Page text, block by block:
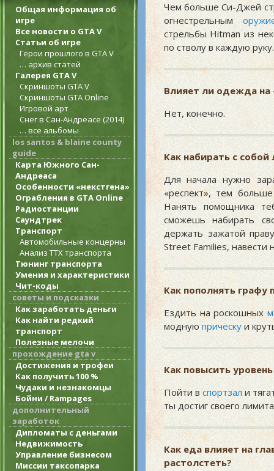
Общая информация об
игре
Все новости о GTA V
Статьи об игре
Герои прошлого в GTA V
… архив статей
Галерея GTA V
Скриншоты GTA V
Скриншоты GTA Online
Игровой арт
Снег в Сан-Андреасе (2014)
… все альбомы
los santos & blaine county
guide
Карта Южного Сан-
Андреаса
Особенности «некстгена»
Ограбления в GTA Online
Радиостанции
Саундтрек
Транспорт
Автомобильные концерны
Анализ ТТХ транспорта
Тюнинг транспорта
Умения и характеристики
Чит-коды
советы и подсказки
Как заработать деньги
Как найти редкий
транспорт
Полезные мелочи
прохождение gta v
Достижения и трофеи
Как получить 100 %
Чудаки и незнакомцы
Бойни / Rampages
дополнительный
заработок
Дипломаты с деньгами
Недвижимость
Управление бизнесом
Миссии таксопарка
Чем больше Си-Джей
огнестрельным
стрельбы Hitman из
по стволу в каждую руку.
Влияет ли одежда на
Нет, конечно.
Как набирать с
Для начала нужно
«респект», тем
Нанять помощника
сможешь набирать
держать зажатой
Street Families, навести
Как пополнять графу
Ездить на роскошных
модную причёскуи
Как повысить
Пойти в спортзали
ты достиг своего
Как еда влияет на
растолстеть?